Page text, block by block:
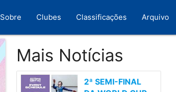
Sobre Clubes Classificações Arquivo
Mais Notícias
2ª SEMI-FINAL